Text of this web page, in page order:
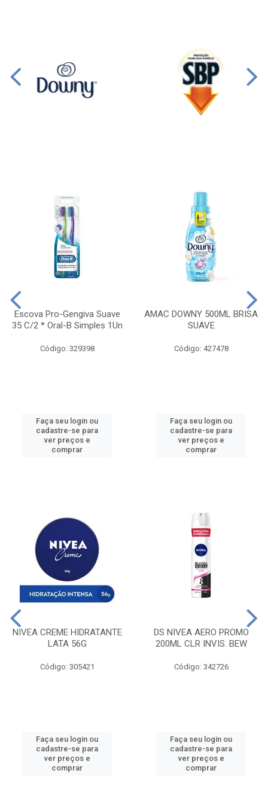
Escova Pro-Gengiva Suave
35 C/2 * Oral-B Simples 1Un
Código: 329398
Faça seu login ou
cadastre-se para
ver preços e
comprar
AMAC DOWNY 500ML BRISA
SUAVE
Código: 427478
Faça seu login ou
cadastre-se para
ver preços e
comprar
NIVEA CREME HIDRATANTE
LATA 56G
Código: 305421
Faça seu login ou
cadastre-se para
ver preços e
comprar
DS NIVEA AERO PROMO
200ML CLR INVIS. BEW
Código: 342726
Faça seu login ou
cadastre-se para
ver preços e
comprar